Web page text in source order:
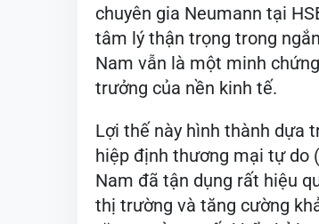
chuyên gia Neumann tại
tâm lý thận trọng trong
Nam vẫn là một minh
trưởng của nền kinh tế.
Lợi thế này hình thành dựa
hiệp định thương mại tự do
Nam đã tận dụng rất hiệu
thị trường và tăng cường